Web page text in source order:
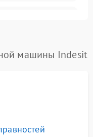
Подробнее →
машины Indesit